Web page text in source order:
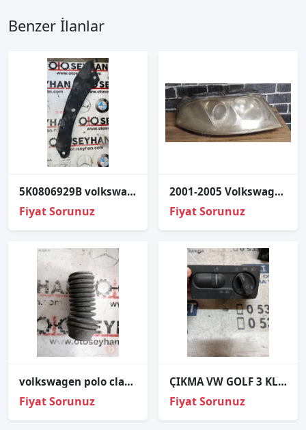
Benzer İlanlar
5K0806929B volkswagen golf 6 sol far üst sacı
Fiyat Sorunuz
2001-2005 Volkswagen Passat B5.5 Sağ Ön Far
Fiyat Sorunuz
volkswagen polo classic kapı tesisat körüğü
Fiyat Sorunuz
ÇIKMA VW GOLF 3 KLO 1H6 941 531 AJ 1H6941531AJ FAR ANAHTARI
Fiyat Sorunuz